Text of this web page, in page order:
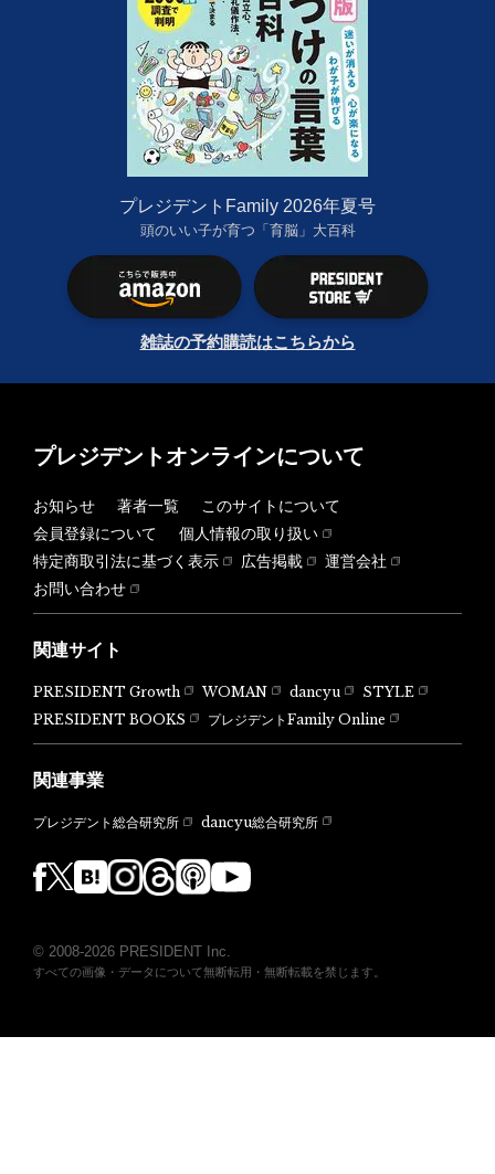
プレジデントFamily 2026年夏号
頭のいい子が育つ「育脳」大百科
雑誌の予約購読はこちらから
プレジデントオンラインについて
お知らせ 著者一覧
このサイトについて
会員登録について
個人情報の取り扱い
特定商取引法に基づく表示
広告掲載
運営会社
お問い合わせ
関連サイト
PRESIDENT Growth WOMAN dancyu
STYLE
PRESIDENT BOOKS
プレジデントFamily Online
関連事業
プレジデント総合研究所 dancyu総合研究所
© 2008-2026 PRESIDENT Inc.
すべての画像・データについて無断転用・無断転載を禁じます。